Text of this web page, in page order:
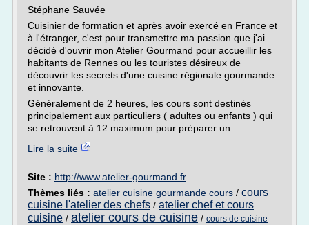
Stéphane Sauvée
Cuisinier de formation et après avoir exercé en France et
à l'étranger, c'est pour transmettre ma passion que j'ai
décidé d'ouvrir mon Atelier Gourmand pour accueillir les
habitants de Rennes ou les touristes désireux de
découvrir les secrets d'une cuisine régionale gourmande
et innovante.
Généralement de 2 heures, les cours sont destinés
principalement aux particuliers ( adultes ou enfants ) qui
se retrouvent à 12 maximum pour préparer un...
Lire la suite
Site : http://www.atelier-gourmand.fr
Thèmes liés : atelier cuisine gourmande cours / cours
cuisine l'atelier des chefs / atelier chef et cours
cuisine / atelier cours de cuisine / cours de cuisine